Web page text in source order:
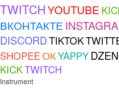
TWITCHYOUTUBE
ВКОНТАКТЕ
DISCORDTIKTOK
SHOPEEОКYAPPYDZEN
KICKTWITCH
Instrument